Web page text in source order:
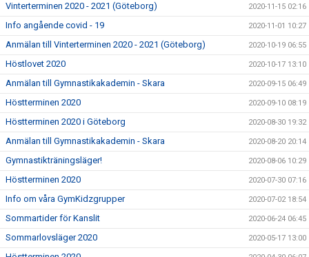
Vinterterminen 2020 - 2021 (Göteborg) 2020-11-15 02:16
Info angående covid - 19 2020-11-01 10:27
Anmälan till Vinterterminen 2020 - 2021 (Göteborg) 2020-10-19 06:55
Höstlovet 2020 2020-10-17 13:10
Anmälan till Gymnastikakademin - Skara 2020-09-15 06:49
Höstterminen 2020 2020-09-10 08:19
Höstterminen 2020 i Göteborg 2020-08-30 19:32
Anmälan till Gymnastikakademin - Skara 2020-08-20 20:14
Gymnastikträningsläger! 2020-08-06 10:29
Höstterminen 2020 2020-07-30 07:16
Info om våra GymKidzgrupper 2020-07-02 18:54
Sommartider för Kanslit 2020-06-24 06:45
Sommarlovsläger 2020 2020-05-17 13:00